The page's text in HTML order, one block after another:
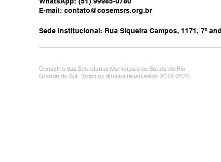
E-mail: contato@cosemsrs.org.br
Sede Institucional: Rua Siqueira Campos, 1171, 7º
Conselho das Secretarias Municipais de Saúde do Rio
Grande do Sul. Todos os direitos reservados. 2018-2022.